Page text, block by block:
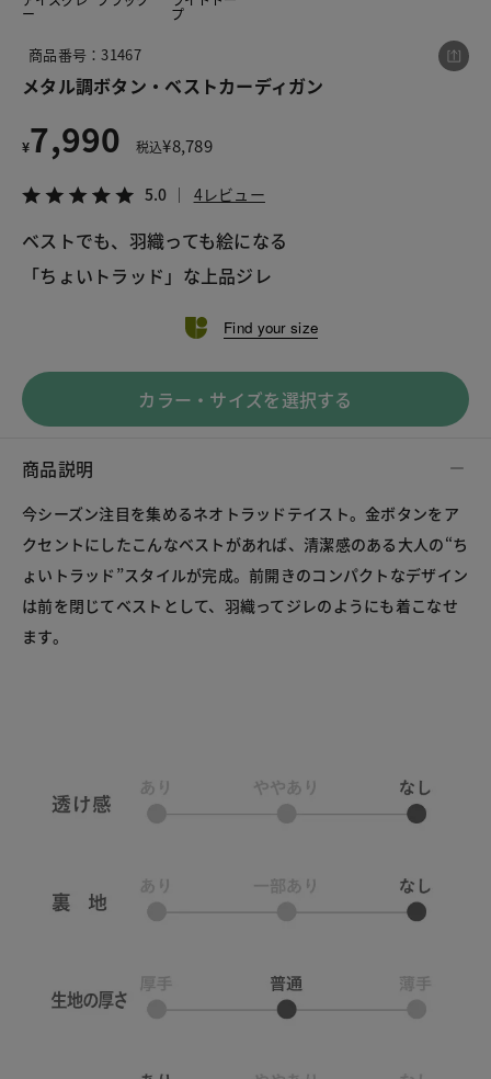
ー プ
商品番号：31467
メタル調ボタン・ベストカーディガン
¥7,990 税込¥8,789
5.0 4レビュー
ベストでも、羽織っても絵になる
「ちょいトラッド」な上品ジレ
Find your size
カラー・サイズを選択する
商品説明
今シーズン注目を集めるネオトラッドテイスト。金ボタンをア
クセントにしたこんなベストがあれば、清潔感のある大人の“ち
ょいトラッド”スタイルが完成。前開きのコンパクトなデザイン
は前を閉じてベストとして、羽織ってジレのようにも着こなせ
ます。
この商品をシェアする
メタル調ボタン・ベストカーディガン
5.0 4レビュー
LINE X メール